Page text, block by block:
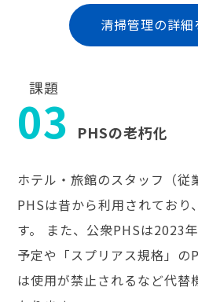
清掃管理の詳細
課題
03 PHSの老朽化
ホテル・旅館のスタッフ（従
PHSは昔から利用されており
す。 また、公衆PHSは2023
予定や「スプリアス規格」
は使用が禁止されるなど代替